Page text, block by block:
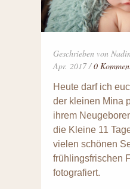
Geschrieben von
Apr. 2017 /0
Heute darf ich
der kleinen Mina
ihrem
die Kleine 11
vielen schönen
frühlingsfrischen
fotografiert.